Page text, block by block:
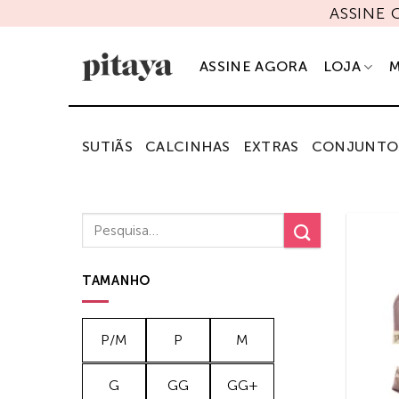
to
ASSINE
ASSINE AGORA LOJA
SUTIÃS CALCINHAS EXTRAS
Pesquisar
TAMANHO
P/M P M
G GG GG+